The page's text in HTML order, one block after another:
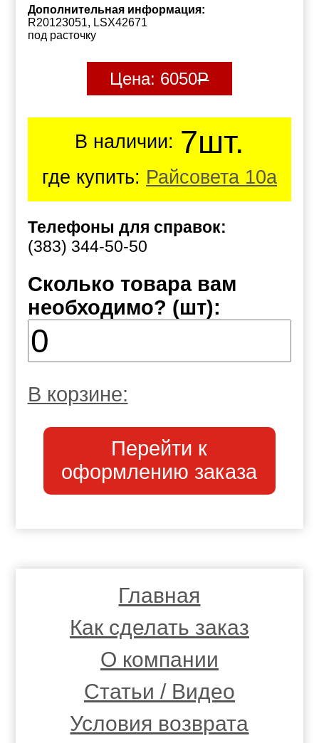
Дополнительная информация:
R20123051, LSX42671
под расточку
Цена: 6050Р
В наличии: 7шт.
где купить: Райсовета 10а
Телефоны для справок:
(383) 344-50-50
Сколько товара вам
необходимо? (шт):
В корзине:
Перейти к
оформлению заказа
Главная
Как сделать заказ
О компании
Статьи / Видео
Условия возврата